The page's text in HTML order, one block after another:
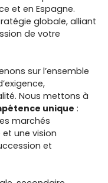
expertise
pour
et en Espagne.
globale, alliant
sur l’ensemble
Nous mettons à
unique
marchés
une vision